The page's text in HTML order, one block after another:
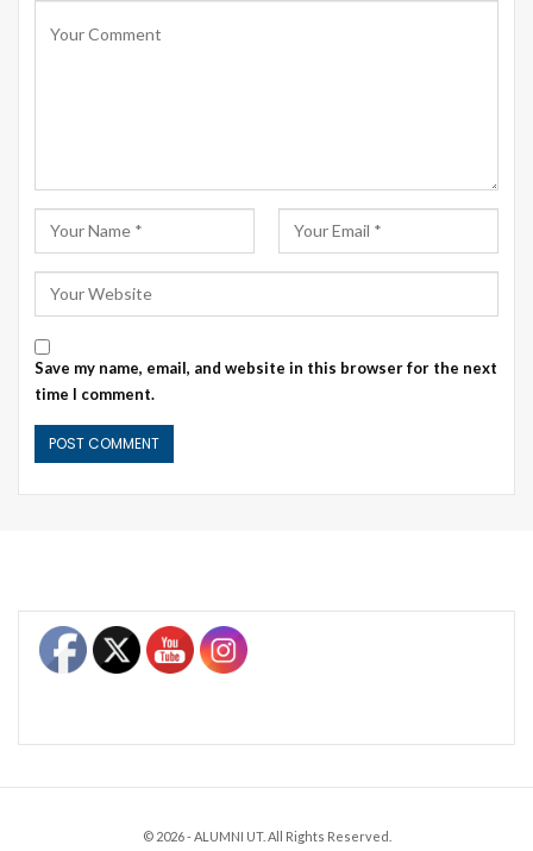
Save my name, email, and website in this browser for the next
time I comment.
© 2026 - ALUMNI UT. All Rights Reserved.